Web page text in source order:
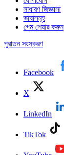
সাধারণ জিজ্ঞাসা
ভাষাসমূহ
গেম শেয়ার করুন
পুরাতন সংস্করণ
Facebook
X
LinkedIn
TikTok